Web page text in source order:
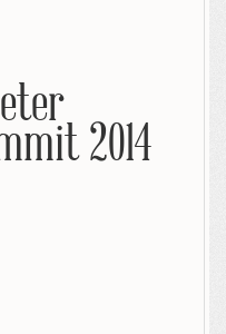
2014